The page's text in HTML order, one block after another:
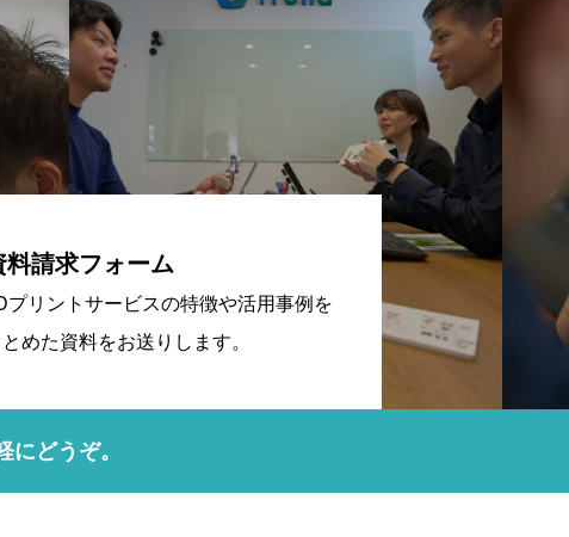
料請求フォーム
プリントサービスの特徴や活用事例を
とめた資料をお送りします。
どうぞ。